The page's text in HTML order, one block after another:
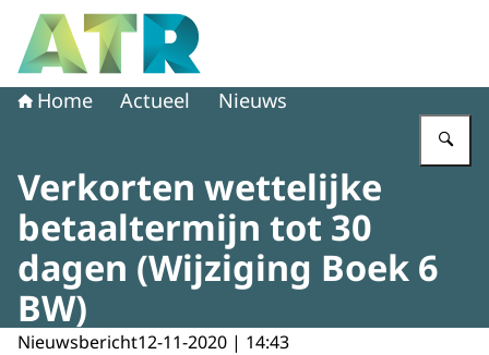
Naar de homepage van Adviescollege toetsing regeldruk
Home Actueel Nieuws
Verkorten wettelijke
betaaltermijn tot 30
dagen (Wijziging Boek 6
BW)
Nieuwsbericht12-11-2020 | 14:43